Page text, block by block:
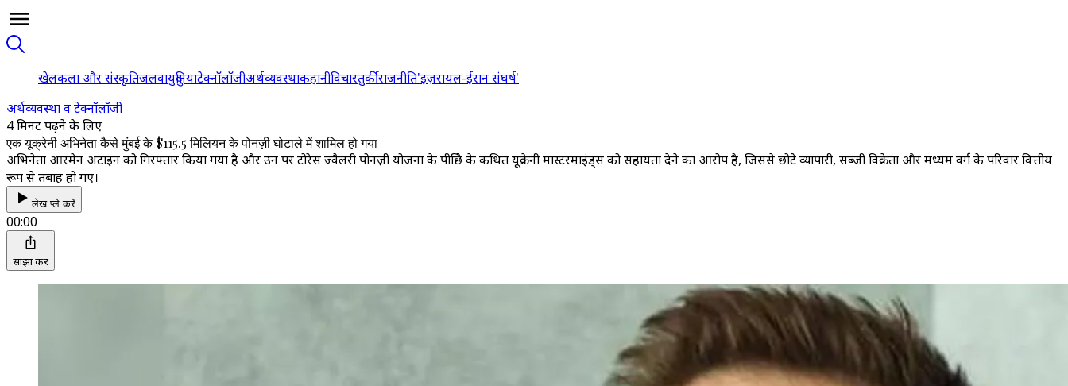
खेलकला और संस्कृतिजलवायुदुनियाटेक्नॉलॉजीअर्थव्यवस्थाकहानीविचारतुर्कीराजनीति'इज़रायल-ईरान संघर्ष'
अर्थव्यवस्था व टेक्नॉलॉजी
4 मिनट पढ़ने के लिए
एक यूक्रेनी अभिनेता कैसे मुंबई के $115.5 मिलियन के पोनज़ी घोटाले में शामिल हो गया
अभिनेता आरमेन अटाइन को गिरफ्तार किया गया है और उन पर टोरेस ज्वैलरी पोनज़ी योजना के पीछिे के कथित यूक्रेनी मास्टरमाइंड्स को सहायता देने का आरोप है, जिससे छोटे व्यापारी, सब्जी विक्रेता और मध्यम वर्ग के परिवार वित्तीय
रूप से तबाह हो गए।
लेख प्ले करें
00:00
साझा करें